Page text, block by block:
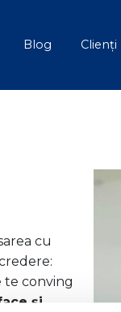
Blog Clienți
cu
te conving
și